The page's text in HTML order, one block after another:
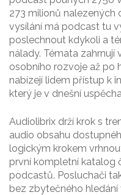
273 milionů
vysílání má podcast tu
poslechnout kdykoli a
nálady. Témata zahrnují
osobního rozvoje až po
nabízejí lidem přístup k
který je v dnešní
Audiolibrix drží krok s
audio obsahu
logickým krokem
první kompletní katalog
podcastů. Posluchači
bez zbytečného